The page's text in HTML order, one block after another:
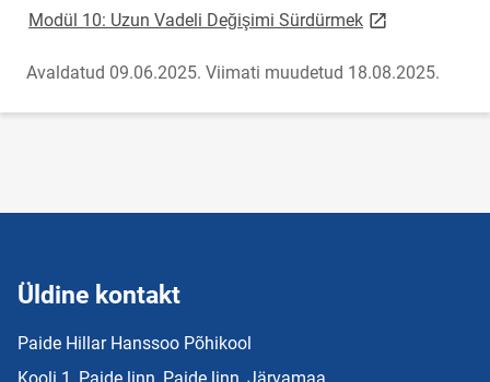
Modül 10: Uzun Vadeli Değişimi Sürdürmeklink opens on
Avaldatud 09.06.2025. Viimati muudetud 18.08.2025.
Üldine kontakt
Paide Hillar Hanssoo Põhikool